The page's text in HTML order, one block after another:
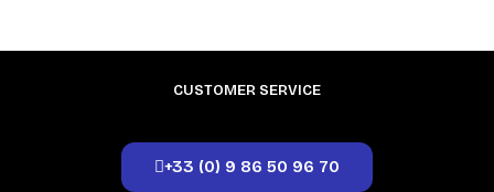
CUSTOMER SERVICE
+33 (0) 9 86 50 96 70